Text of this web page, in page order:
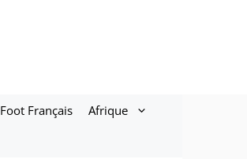
Foot Français Afrique